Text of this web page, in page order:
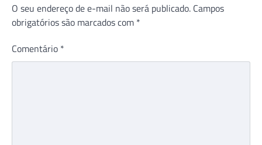
O seu endereço de e-mail não será publicado. Campos
obrigatórios são marcados com *
Comentário *